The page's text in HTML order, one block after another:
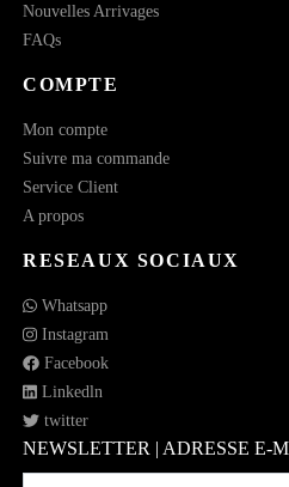
Nouvelles Arrivages
FAQs
COMPTE
Mon compte
Suivre ma commande
Service Client
A propos
RESEAUX SOCIAUX
Whatsapp
Instagram
Facebook
Linkedln
twitter
NEWSLETTER | ADRESSE E-